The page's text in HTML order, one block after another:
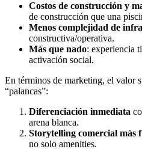
Costos de construcción y
de construcción que una
Menos complejidad de
constructiva/operativa.
Más que nado: experiencia
activación social.
En términos de marketing, el valor
“palancas”:
Diferenciación inmediata
arena blanca.
Storytelling comercial más
no solo amenities.